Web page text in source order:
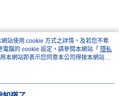
站使用 cookie 方式之詳情，及若您不希
腦的 cookie 設定，請參閱本網站「 隱私
本網站即表示您同意本公司得按本網站使